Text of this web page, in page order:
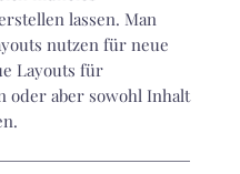
lassen. Man
nutzen für neue
Layouts für
oder aber sowohl Inhalt